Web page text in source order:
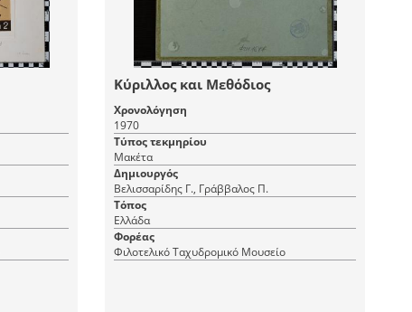
Κύριλλος και Μεθόδιος
Χρονολόγηση
1970
Τύπος τεκμηρίου
Μακέτα
Δημιουργός
Βελισσαρίδης Γ., Γράββαλος Π.
Τόπος
Ελλάδα
Φορέας
Φιλοτελικό Ταχυδρομικό Μουσείο